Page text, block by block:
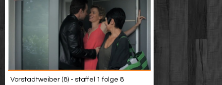
Vorstadtweiber (8) - staffel 1 folge 8